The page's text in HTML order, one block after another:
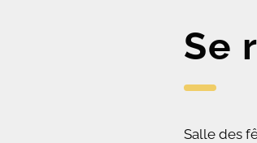
Se
Salle des